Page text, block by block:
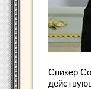
Спикер